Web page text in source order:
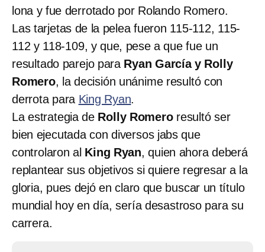
lona y fue derrotado por Rolando Romero.
Las tarjetas de la pelea fueron 115-112, 115-
112 y 118-109, y que, pese a que fue un
resultado parejo para Ryan García y Rolly
Romero, la decisión unánime resultó con
derrota para King Ryan.
La estrategia de Rolly Romeroresultó ser
bien ejecutada con diversos jabs que
controlaron al King Ryan, quien ahora deberá
replantear sus objetivos si quiere regresar a la
gloria, pues dejó en claro que buscar un título
mundial hoy en día, sería desastroso para su
carrera.